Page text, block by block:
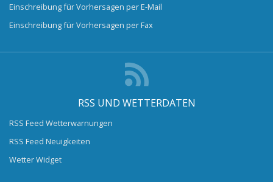
Einschreibung für Vorhersagen per E-Mail
Einschreibung für Vorhersagen per Fax
RSS UND WETTERDATEN
RSS Feed Wetterwarnungen
RSS Feed Neuigkeiten
Wetter Widget